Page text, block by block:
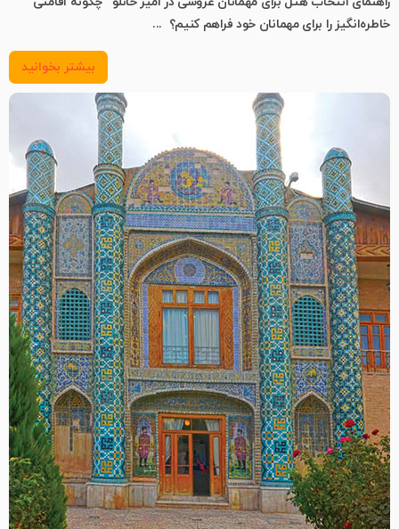
خاطره‌انگیز را برای مهمانان خود فراهم کنیم؟ ...
بیشتر بخوانید